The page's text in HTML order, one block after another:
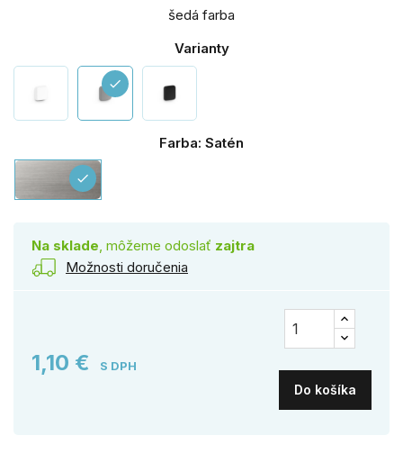
šedá farba
Varianty
check
Farba: Satén
Satén
check
Na sklade, môžeme odoslať zajtra
Možnosti doručenia
1,10 € S DPH
Do košíka